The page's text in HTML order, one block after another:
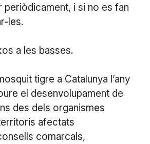
periòdicament, i si no es fan
les.
a les basses.
tigre a Catalunya l’any
el desenvolupament de
des dels organismes
afectats
comarcals,